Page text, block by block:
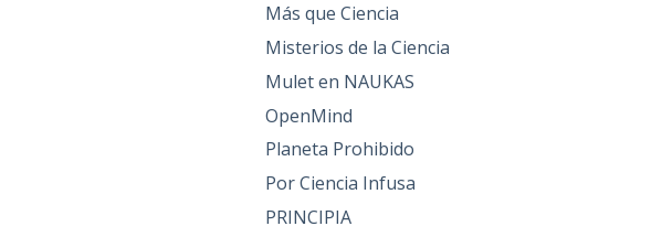
Más que Ciencia
Misterios de la Ciencia
Mulet en NAUKAS
OpenMind
Planeta Prohibido
Por Ciencia Infusa
PRINCIPIA